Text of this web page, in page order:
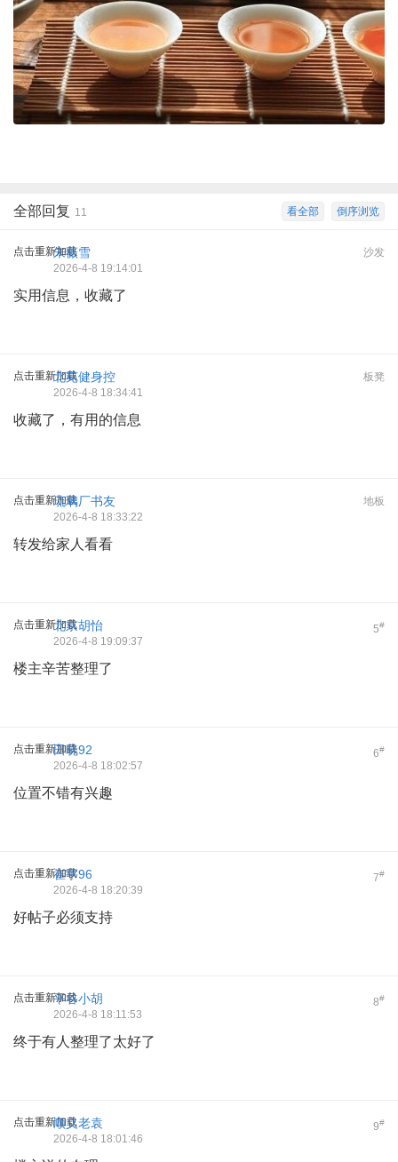
倒序浏览
看全部
全部回复 11
点击重新加载 沙发
朱薇雪
2026-4-8 19:14:01
实用信息，收藏了
点击重新加载 板凳
北苑健身控
2026-4-8 18:34:41
收藏了，有用的信息
点击重新加载 地板
琉璃厂书友
2026-4-8 18:33:22
转发给家人看看
点击重新加载 5#
北京胡怡
2026-4-8 19:09:37
楼主辛苦整理了
点击重新加载 6#
田晓92
2026-4-8 18:02:57
位置不错有兴趣
点击重新加载 7#
崔宇96
2026-4-8 18:20:39
好帖子必须支持
点击重新加载 8#
平谷小胡
2026-4-8 18:11:53
终于有人整理了太好了
点击重新加载 9#
顺义老袁
2026-4-8 18:01:46